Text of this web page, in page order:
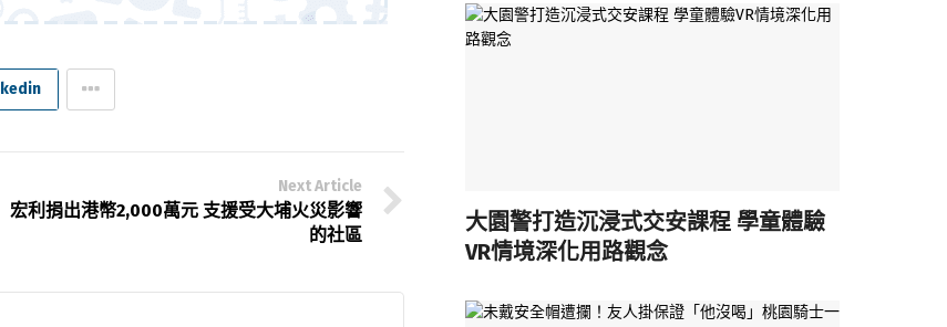
Next Article
宏利捐出港幣2,000萬元 支援受大埔火災影響
的社區
大園警打造沉浸式交安課程 學童體驗
VR情境深化用路觀念